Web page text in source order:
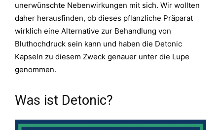
unerwünschte Nebenwirkungen mit sich. Wir wollten
daher herausfinden, ob dieses pflanzliche Präparat
wirklich eine Alternative zur Behandlung von
Bluthochdruck sein kann und haben die Detonic
Kapseln zu diesem Zweck genauer unter die Lupe
genommen.
Was ist Detonic?